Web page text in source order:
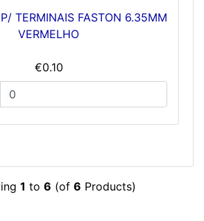
TERMINAIS FASTON 6.35MM
VERMELHO
€0.10
1 to 6 (of 6 Products)